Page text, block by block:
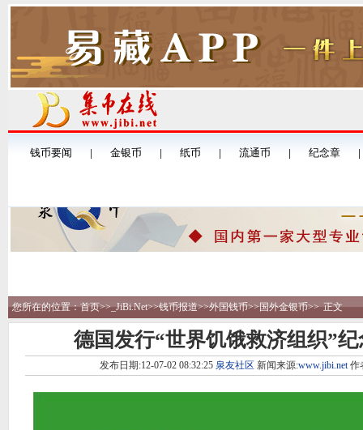
您所在的位置：首页>>_JiBi.Net>>钱币报道>>外国钱币>>国外金银币>> 正文
德国发行“世界饥饿救济组织”纪
发布日期:12-07-02 08:32:25 泉友社区 新闻来源:www.jibi.net作